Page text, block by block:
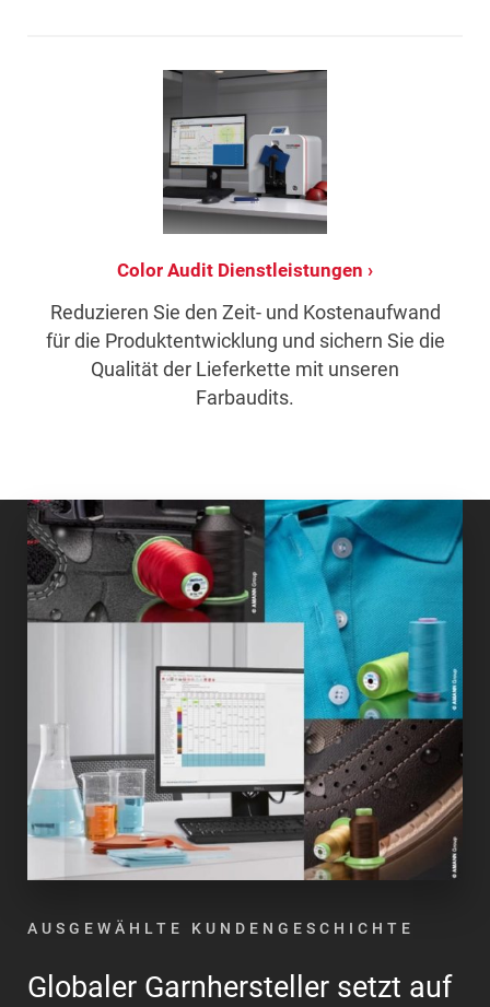
Color Audit Dienstleistungen
Reduzieren Sie den Zeit- und Kostenaufwand
für die Produktentwicklung und sichern Sie die
Qualität der Lieferkette mit unseren
Farbaudits.
AUSGEWÄHLTE KUNDENGESCHICHTE
Globaler Garnhersteller setzt auf